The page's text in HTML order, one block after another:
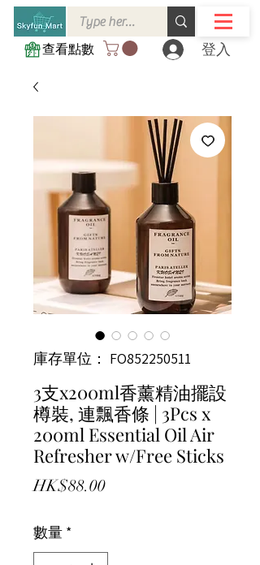
查看點數 登入
庫存單位： FO852250511
3支x200ml香薰精油擺設
樽裝, 連飄香條 | 3Pcs x
200ml Essential Oil Air
Refresher w/Free Sticks
HK$88.00價格
數量 *